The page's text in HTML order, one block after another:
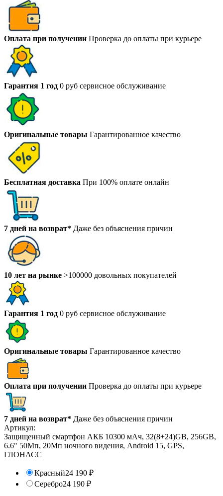
Оплата при получении Проверка до оплаты при курьере
Гарантия 1 год 0 руб сервисное обслуживание
Оригинальные товары Гарантированное качество
Бесплатная доставка При 100% оплате онлайн
7 дней на возврат* Даже без объяснения причин
10 лет на рынке >100000 довольных покупателей
Гарантия 1 год 0 руб сервисное обслуживание
Оригинальные товары Гарантированное качество
Оплата при получении Проверка до оплаты при курьере
7 дней на возврат* Даже без объяснения причин
Артикул:
Защищенный смартфон АКБ 10300 мАч, 32(8+24)GB, 256GB,
6.6" 50Мп, 20Мп ночного видения, Android 15, GPS,
ГЛОНАСС
Красный24 190 ₽
Серебро24 190 ₽